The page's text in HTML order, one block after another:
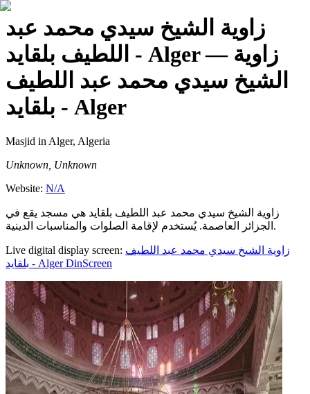
زاوية الشيخ سيدي محمد عبد
اللطيف بلقايد - Alger— زاوية
الشيخ سيدي محمد عبد اللطيف
بلقايد - Alger
Masjid in Alger, Algeria
Unknown, Unknown
Website: N/A
زاوية الشيخ سيدي محمد عبد اللطيف بلقايد هي مسجد يقع في
الجزائر العاصمة. يُستخدم لإقامة الصلوات والمناسبات الدينية.
Live digital display screen: زاوية الشيخ سيدي محمد عبد اللطيف
بلقايد - AlgerDinScreen